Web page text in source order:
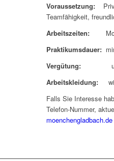
Voraussetzung:
Teamfähigkeit,
Arbeitszeiten: Mo.
Praktikumsdauer:
Vergütung:
Arbeitskleidung:
Falls Sie Interesse
Telefon-Nummer,
moenchengladbach.de